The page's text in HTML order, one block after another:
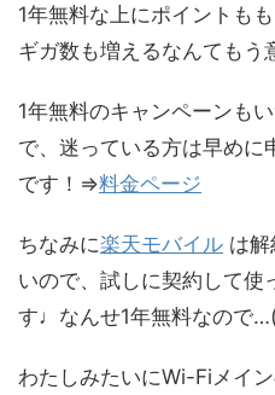
1年無料な上にポイントも
ギガ数も増えるなんてもう
1年無料のキャンペーンも
で、迷っている方は早めに
です！⇒料金ページ
ちなみに楽天モバイル は
いので、試しに契約して使
す♩なんせ1年無料なので
わたしみたいにWi-Fiメイ